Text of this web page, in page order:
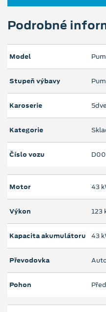
Podrobné
Model
Stupeň výbavy
Karoserie
Kategorie
Číslo vozu
Motor 43
Výkon 123
Kapacita akumulátoru 43
Převodovka
Pohon